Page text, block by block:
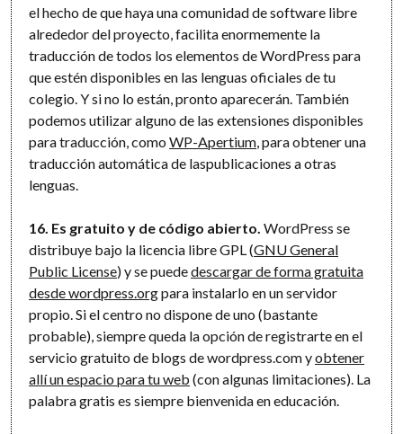
el hecho de que haya una comunidad de software libre
alrededor del proyecto, facilita enormemente la
traducción de todos los elementos de WordPress para
que estén disponibles en las lenguas oficiales de tu
colegio. Y si no lo están, pronto aparecerán. También
podemos utilizar alguno de las extensiones disponibles
para traducción, comoWP-Apertium , para obtener una
traducción automática de laspublicaciones a otras
lenguas.
16. Es gratuito y de código abierto. WordPress se
distribuye bajo la licencia libre GPL (GNU General
Public License) y se puededescargar de forma gratuita
desde wordpress.orgpara instalarlo en un servidor
propio. Si el centro no dispone de uno (bastante
probable), siempre queda la opción de registrarte en el
servicio gratuito de blogs de wordpress.com yobtener
allí un espacio para tu web (con algunas limitaciones). La
palabra gratis es siempre bienvenida en educación.